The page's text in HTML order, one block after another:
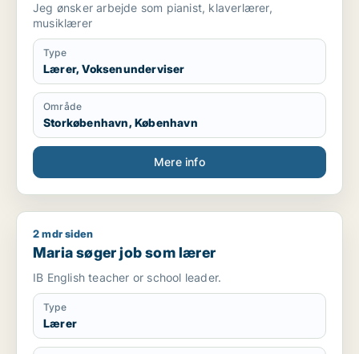
Jeg ønsker arbejde som pianist, klaverlærer,
musiklærer
Type
Lærer, Voksenunderviser
Område
Storkøbenhavn, København
Mere info
Maria søger job som lærer
2 mdr siden
Maria søger job som lærer
IB English teacher or school leader.
Type
Lærer